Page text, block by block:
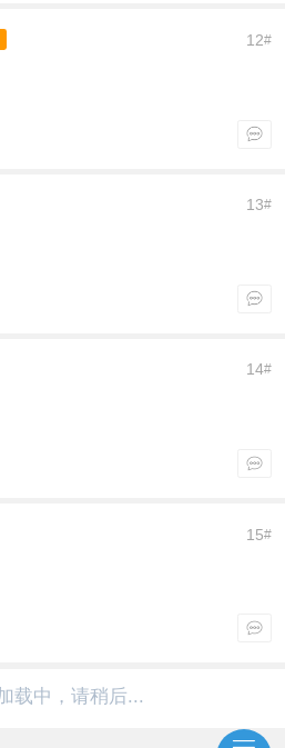
12#
13#
14#
15#
载中，请稍后...